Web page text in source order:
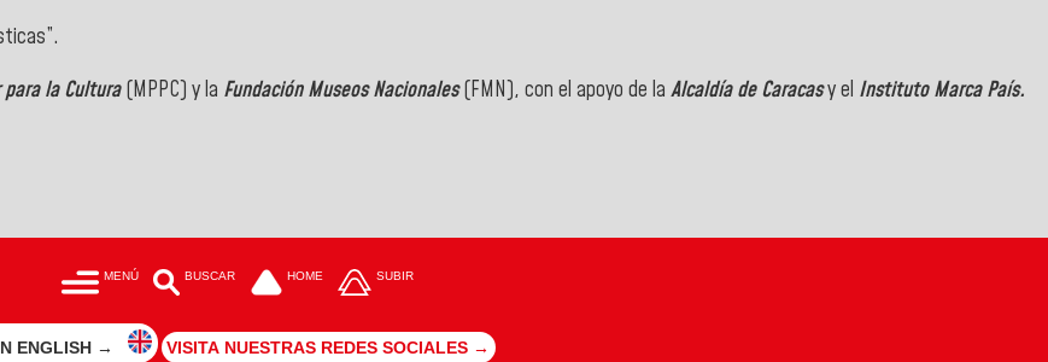
la Cultura(MPPC) y la Fundación Museos Nacionales(FMN), con el apoyo de la Alcaldía de Caracasy el Instituto Marca País.
MENÚ BUSCAR HOME SUBIR
ENGLISH → VISITA NUESTRAS REDES SOCIALES →